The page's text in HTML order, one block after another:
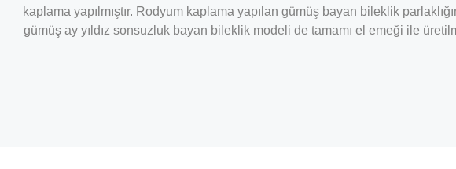
kaplama yapılmıştır. Rodyum kaplama yapılan gümüş bayan bileklik
gümüş ay yıldız sonsuzluk bayan bileklik modeli de tamamı el emeği ile